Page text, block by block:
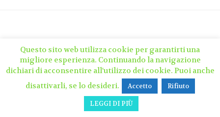
Questo sito web utilizza cookie per garantirti una
migliore esperienza. Continuando la navigazione
dichiari di acconsentire all'utilizzo dei cookie. Puoi anche
disattivarli, se lo desideri.
Accetto Rifiuto
LEGGI DI PIÙ